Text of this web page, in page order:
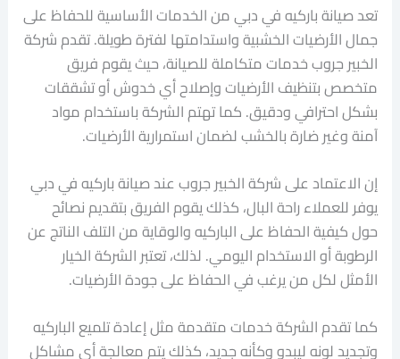
تعد صيانة باركيه في دبي من الخدمات الأساسية للحفاظ على
جمال الأرضيات الخشبية واستدامتها لفترة طويلة. تقدم شركة
الخبير جروب خدمات متكاملة للصيانة، حيث يقوم فريق
متخصص بتنظيف الأرضيات وإصلاح أي خدوش أو تشققات
بشكل احترافي ودقيق. كما تهتم الشركة باستخدام مواد
آمنة وغير ضارة بالخشب لضمان استمرارية الأرضيات.
إن الاعتماد على شركة الخبير جروب عند صيانة باركيه في دبي
يوفر للعملاء راحة البال، كذلك يقوم الفريق بتقديم نصائح
حول كيفية الحفاظ على الباركيه والوقاية من التلف الناتج عن
الرطوبة أو الاستخدام اليومي. لذلك، تعتبر الشركة الخيار
الأمثل لكل من يرغب في الحفاظ على جودة الأرضيات.
كما تقدم الشركة خدمات متقدمة مثل إعادة تلميع الباركيه
وتجديد لونه ليبدو وكأنه جديد، كذلك يتم معالجة أي مشاكل